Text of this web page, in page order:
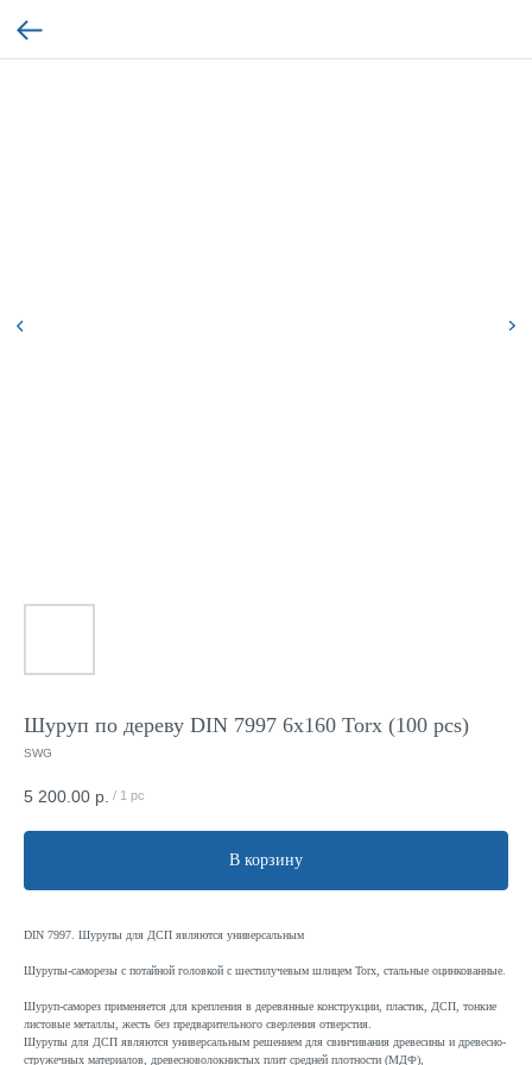
Шуруп по дереву DIN 7997 6x160 Torx (100 pcs)
SWG
5 200.00 р. / 1 pc
В корзину
DIN 7997. Шурупы для ДСП являются универсальным
Шурупы-саморезы с потайной головкой с шестилучевым шлицем Torx, стальные оцинкованные.
Шуруп-саморез применяется для крепления в деревянные конструкции, пластик, ДСП, тонкие
листовые металлы, жесть без предварительного сверления отверстия.
Шурупы для ДСП являются универсальным решением для свинчивания древесины и древесно-
стружечных материалов, древесноволокнистых плит средней плотности (МДФ),